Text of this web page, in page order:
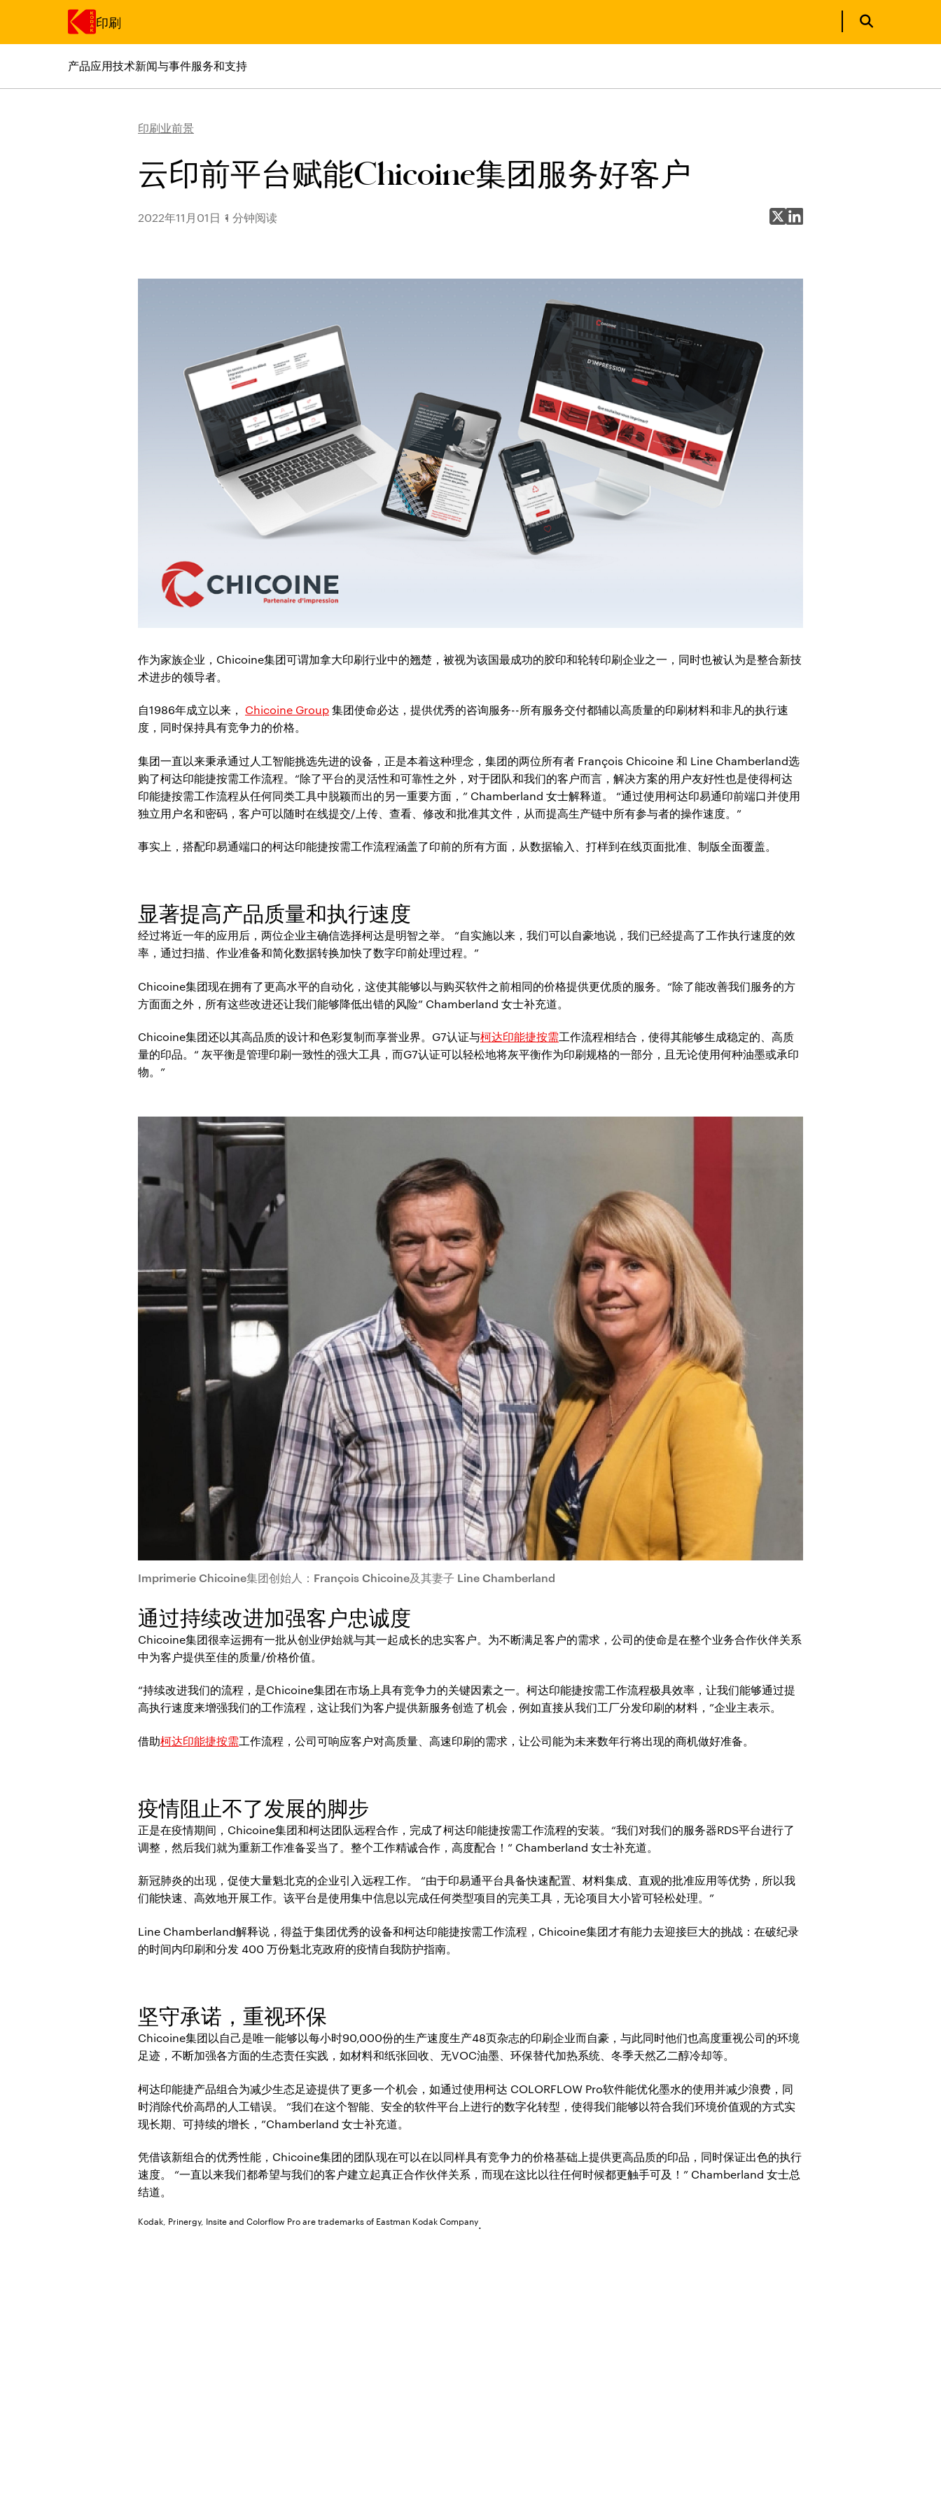
印刷
产品应用技术新闻与事件服务和支持
印刷业前景
云印前平台赋能Chicoine集团服务好客户
2022年11月01日 1 分钟阅读 分享至 X
分享至 LinkedIn
作为家族企业，Chicoine集团可谓加拿大印刷行业中的翘楚，被视为该国最成功的胶印和轮转印刷企业之一，同时也被认为是整合新技
术进步的领导者。
自1986年成立以来， Chicoine Group集团使命必达，提供优秀的咨询服务--所有服务交付都辅以高质量的印刷材料和非凡的执行速
度，同时保持具有竞争力的价格。
集团一直以来秉承通过人工智能挑选先进的设备，正是本着这种理念，集团的两位所有者 François Chicoine 和 Line Chamberland选
购了柯达印能捷按需工作流程。“除了平台的灵活性和可靠性之外，对于团队和我们的客户而言，解决方案的用户友好性也是使得柯达
印能捷按需工作流程从任何同类工具中脱颖而出的另一重要方面，” Chamberland 女士解释道。 “通过使用柯达印易通印前端口并使用
独立用户名和密码，客户可以随时在线提交/上传、查看、修改和批准其文件，从而提高生产链中所有参与者的操作速度。”
事实上，搭配印易通端口的柯达印能捷按需工作流程涵盖了印前的所有方面，从数据输入、打样到在线页面批准、制版全面覆盖。
显著提高产品质量和执行速度
经过将近一年的应用后，两位企业主确信选择柯达是明智之举。 “自实施以来，我们可以自豪地说，我们已经提高了工作执行速度的效
率，通过扫描、作业准备和简化数据转换加快了数字印前处理过程。”
Chicoine集团现在拥有了更高水平的自动化，这使其能够以与购买软件之前相同的价格提供更优质的服务。“除了能改善我们服务的方
方面面之外，所有这些改进还让我们能够降低出错的风险” Chamberland 女士补充道。
Chicoine集团还以其高品质的设计和色彩复制而享誉业界。G7认证与柯达印能捷按需工作流程相结合，使得其能够生成稳定的、高质
量的印品。“ 灰平衡是管理印刷一致性的强大工具，而G7认证可以轻松地将灰平衡作为印刷规格的一部分，且无论使用何种油墨或承印
物。”
Imprimerie Chicoine集团创始人：François Chicoine及其妻子 Line Chamberland
通过持续改进加强客户忠诚度
Chicoine集团很幸运拥有一批从创业伊始就与其一起成长的忠实客户。为不断满足客户的需求，公司的使命是在整个业务合作伙伴关系
中为客户提供至佳的质量/价格价值。
“持续改进我们的流程，是Chicoine集团在市场上具有竞争力的关键因素之一。柯达印能捷按需工作流程极具效率，让我们能够通过提
高执行速度来增强我们的工作流程，这让我们为客户提供新服务创造了机会，例如直接从我们工厂分发印刷的材料，”企业主表示。
借助柯达印能捷按需工作流程，公司可响应客户对高质量、高速印刷的需求，让公司能为未来数年行将出现的商机做好准备。
疫情阻止不了发展的脚步
正是在疫情期间，Chicoine集团和柯达团队远程合作，完成了柯达印能捷按需工作流程的安装。“我们对我们的服务器RDS平台进行了
调整，然后我们就为重新工作准备妥当了。整个工作精诚合作，高度配合！” Chamberland 女士补充道。
新冠肺炎的出现，促使大量魁北克的企业引入远程工作。 “由于印易通平台具备快速配置、材料集成、直观的批准应用等优势，所以我
们能快速、高效地开展工作。该平台是使用集中信息以完成任何类型项目的完美工具，无论项目大小皆可轻松处理。”
Line Chamberland解释说，得益于集团优秀的设备和柯达印能捷按需工作流程，Chicoine集团才有能力去迎接巨大的挑战：在破纪录
的时间内印刷和分发 400 万份魁北克政府的疫情自我防护指南。
坚守承诺，重视环保
Chicoine集团以自己是唯一能够以每小时90,000份的生产速度生产48页杂志的印刷企业而自豪，与此同时他们也高度重视公司的环境
足迹，不断加强各方面的生态责任实践，如材料和纸张回收、无VOC油墨、环保替代加热系统、冬季天然乙二醇冷却等。
柯达印能捷产品组合为减少生态足迹提供了更多一个机会，如通过使用柯达 COLORFLOW Pro软件能优化墨水的使用并减少浪费，同
时消除代价高昂的人工错误。 ”我们在这个智能、安全的软件平台上进行的数字化转型，使得我们能够以符合我们环境价值观的方式实
现长期、可持续的增长，”Chamberland 女士补充道。
凭借该新组合的优秀性能，Chicoine集团的团队现在可以在以同样具有竞争力的价格基础上提供更高品质的印品，同时保证出色的执行
速度。 “一直以来我们都希望与我们的客户建立起真正合作伙伴关系，而现在这比以往任何时候都更触手可及！” Chamberland 女士总
结道。
Kodak, Prinergy, Insite and Colorflow Pro are trademarks of Eastman Kodak Company.